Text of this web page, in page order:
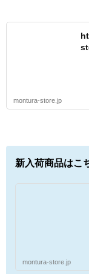
montura-store.jp
新入荷商品はこ
montura-store.jp